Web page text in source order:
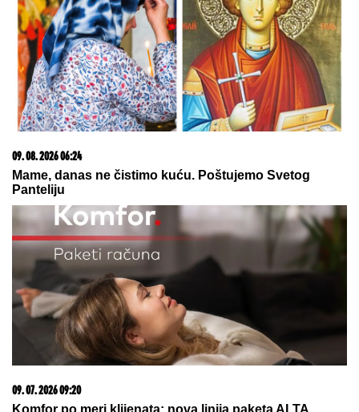
Šampion Evrope remizirao sa Junajtedom
dovela baš veliko pojačanje
DRAMA U CENTRU BEOGRADA:
Devojka izbodena nožem, prevezena
u Urgentni centar